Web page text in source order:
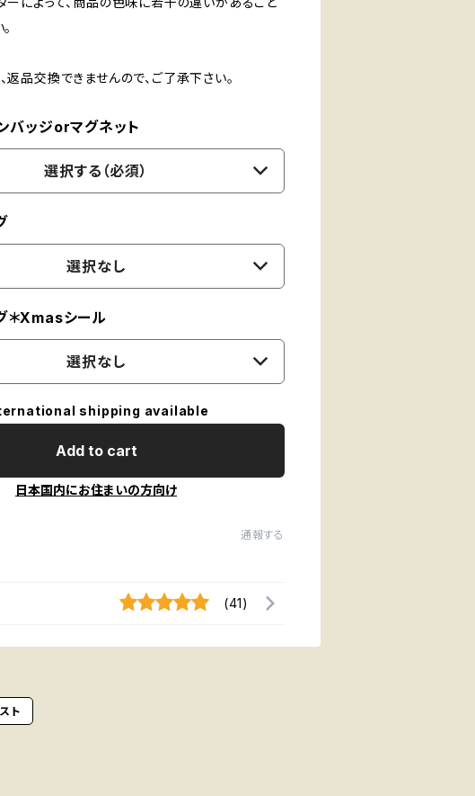
品交換できませんので、ご了承下さい。
バッジorマグネット
選択する（必須）
選択なし
＊Xmasシール
選択なし
shipping available
Add to cart
日本国内にお住まいの方向け
通報する
(41)
ト